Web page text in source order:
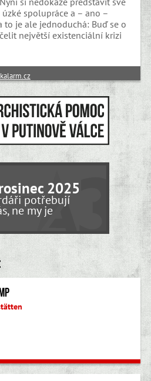
spolupráce a – ano –
to je ale jednoduchá: Buď se o
největší existenciální krizi
2025
potřebují
ne my je